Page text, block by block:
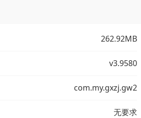
262.92MB
v3.9580
com.my.gxzj.gw2
无要求